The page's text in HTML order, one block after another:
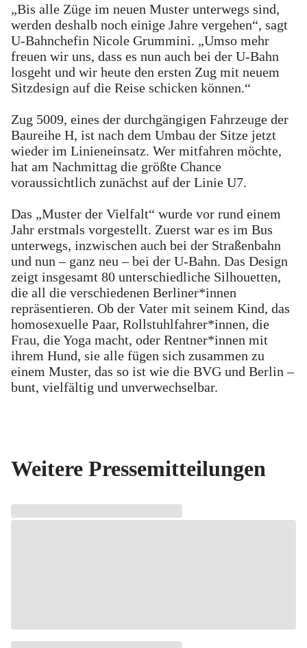
„Bis alle Züge im neuen Muster unterwegs sind,
werden deshalb noch einige Jahre vergehen“, sagt
U-Bahnchefin Nicole Grummini. „Umso mehr
freuen wir uns, dass es nun auch bei der U-Bahn
losgeht und wir heute den ersten Zug mit neuem
Sitzdesign auf die Reise schicken können.“
Zug 5009, eines der durchgängigen Fahrzeuge der
Baureihe H, ist nach dem Umbau der Sitze jetzt
wieder im Linieneinsatz. Wer mitfahren möchte,
hat am Nachmittag die größte Chance
voraussichtlich zunächst auf der Linie U7.
Das „Muster der Vielfalt“ wurde vor rund einem
Jahr erstmals vorgestellt. Zuerst war es im Bus
unterwegs, inzwischen auch bei der Straßenbahn
und nun – ganz neu – bei der U-Bahn. Das Design
zeigt insgesamt 80 unterschiedliche Silhouetten,
die all die verschiedenen Berliner*innen
repräsentieren. Ob der Vater mit seinem Kind, das
homosexuelle Paar, Rollstuhlfahrer*innen, die
Frau, die Yoga macht, oder Rentner*innen mit
ihrem Hund, sie alle fügen sich zusammen zu
einem Muster, das so ist wie die BVG und Berlin –
bunt, vielfältig und unverwechselbar.
Weitere Pressemitteilungen